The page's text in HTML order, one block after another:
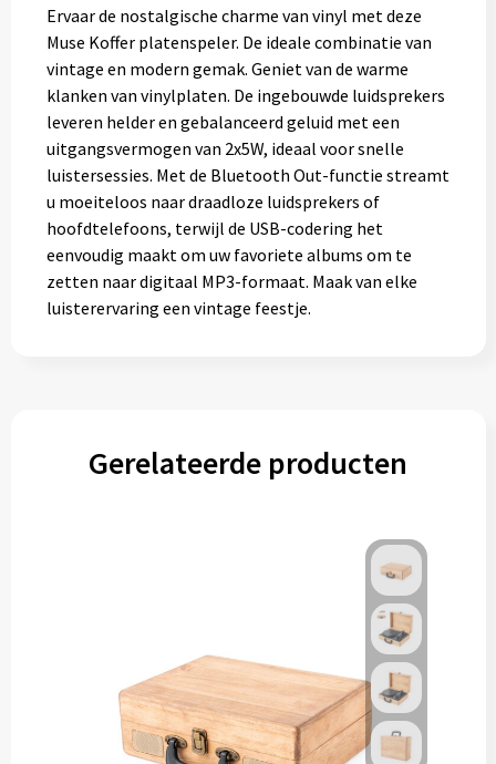
Ervaar de nostalgische charme van vinyl met deze
Muse Koffer platenspeler. De ideale combinatie van
vintage en modern gemak. Geniet van de warme
klanken van vinylplaten. De ingebouwde luidsprekers
leveren helder en gebalanceerd geluid met een
uitgangsvermogen van 2x5W, ideaal voor snelle
luistersessies. Met de Bluetooth Out-functie streamt
u moeiteloos naar draadloze luidsprekers of
hoofdtelefoons, terwijl de USB-codering het
eenvoudig maakt om uw favoriete albums om te
zetten naar digitaal MP3-formaat. Maak van elke
luisterervaring een vintage feestje.
Gerelateerde producten